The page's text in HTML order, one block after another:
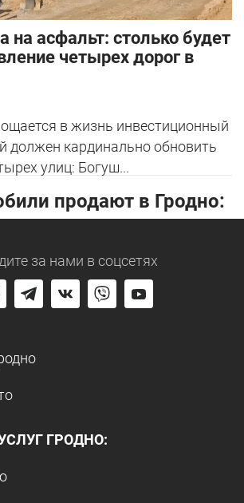
на асфальт: столько будет
четырех дорог в
в жизнь инвестиционный
должен кардинально обновить
улиц: Богуш...
продают в Гродно:
за нами в соцсетях
ГРОДНО: